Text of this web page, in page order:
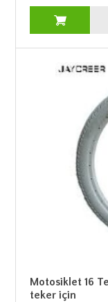
Motosiklet 16
teker için